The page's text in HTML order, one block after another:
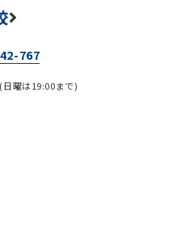
767
曜は19:00まで)